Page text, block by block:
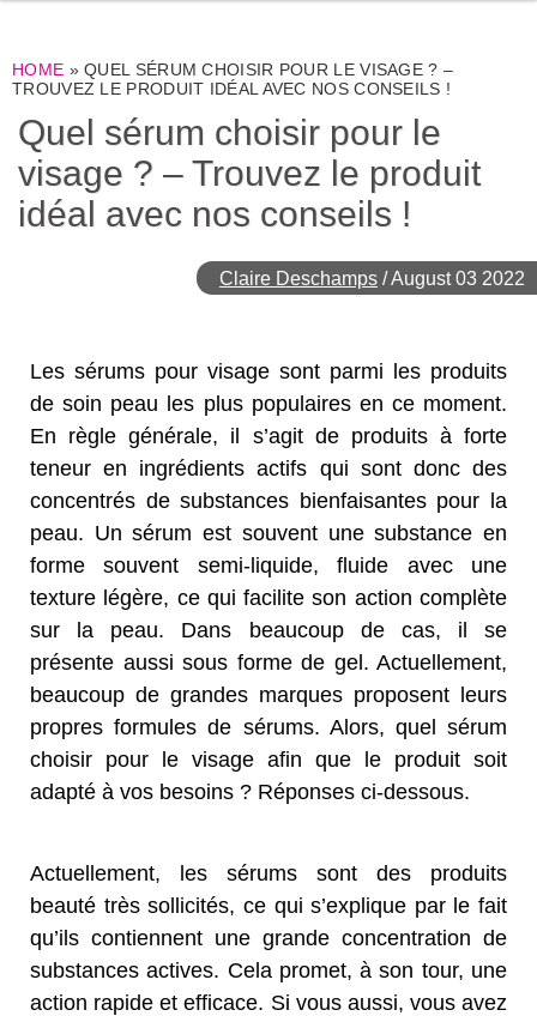
HOME »QUEL SÉRUM CHOISIR POUR LE VISAGE ? –
TROUVEZ LE PRODUIT IDÉAL AVEC NOS CONSEILS !
Quel sérum choisir pour le
visage ? – Trouvez le produit
idéal avec nos conseils !
Claire Deschamps /August 03 2022
Les sérums pour visage sont parmi les produits
de soin peau les plus populaires en ce moment.
En règle générale, il s’agit de produits à forte
teneur en ingrédients actifs qui sont donc des
concentrés de substances bienfaisantes pour la
peau. Un sérum est souvent une substance en
forme souvent semi-liquide, fluide avec une
texture légère, ce qui facilite son action complète
sur la peau. Dans beaucoup de cas, il se
présente aussi sous forme de gel. Actuellement,
beaucoup de grandes marques proposent leurs
propres formules de sérums. Alors, quel sérum
choisir pour le visage afin que le produit soit
adapté à vos besoins ? Réponses ci-dessous.
Actuellement, les sérums sont des produits
beauté très sollicités, ce qui s’explique par le fait
qu’ils contiennent une grande concentration de
substances actives. Cela promet, à son tour, une
action rapide et efficace. Si vous aussi, vous avez